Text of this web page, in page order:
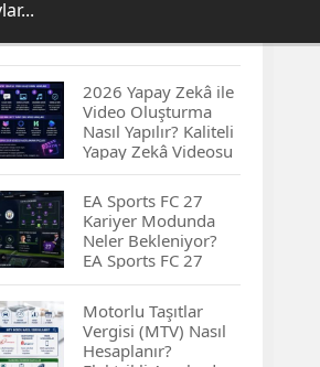
2026 Yapay Zekâ ile
Video Oluşturma
Nasıl Yapılır? Kaliteli
Yapay Zekâ Videosu
Hazırlamanın
İpuçları...
EA Sports FC 27
Kariyer Modunda
Neler Bekleniyor?
EA Sports FC 27
Kariyer Modu
Yenilikleri…
Motorlu Taşıtlar
Vergisi (MTV) Nasıl
Hesaplanır?